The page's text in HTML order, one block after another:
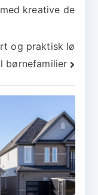
kreative de
og praktisk lø
børnefamilier